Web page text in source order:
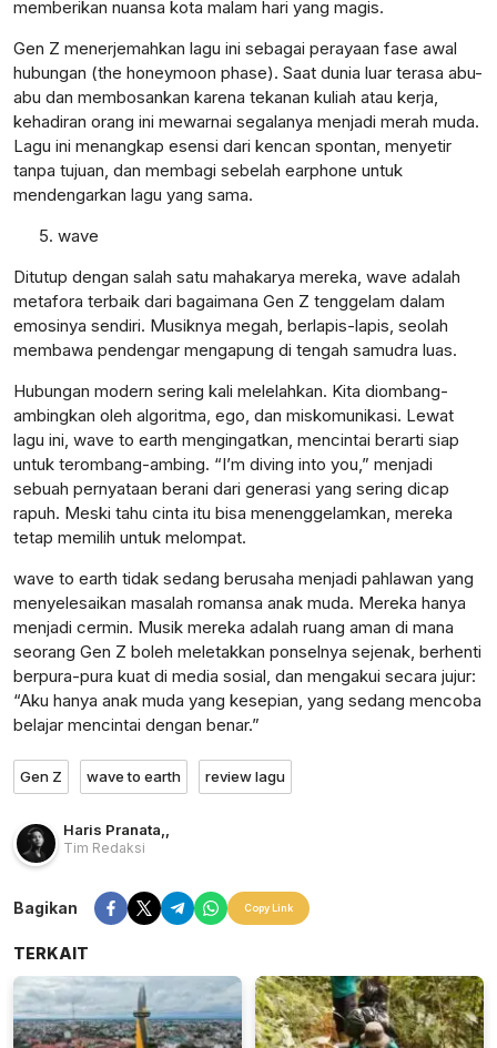
memberikan nuansa kota malam hari yang magis.
Gen Z menerjemahkan lagu ini sebagai perayaan fase awal
hubungan (the honeymoon phase). Saat dunia luar terasa abu-
abu dan membosankan karena tekanan kuliah atau kerja,
kehadiran orang ini mewarnai segalanya menjadi merah muda.
Lagu ini menangkap esensi dari kencan spontan, menyetir
tanpa tujuan, dan membagi sebelah earphone untuk
mendengarkan lagu yang sama.
wave
Ditutup dengan salah satu mahakarya mereka, wave adalah
metafora terbaik dari bagaimana Gen Z tenggelam dalam
emosinya sendiri. Musiknya megah, berlapis-lapis, seolah
membawa pendengar mengapung di tengah samudra luas.
Hubungan modern sering kali melelahkan. Kita diombang-
ambingkan oleh algoritma, ego, dan miskomunikasi. Lewat
lagu ini, wave to earth mengingatkan, mencintai berarti siap
untuk terombang-ambing. “I’m diving into you,” menjadi
sebuah pernyataan berani dari generasi yang sering dicap
rapuh. Meski tahu cinta itu bisa menenggelamkan, mereka
tetap memilih untuk melompat.
wave to earth tidak sedang berusaha menjadi pahlawan yang
menyelesaikan masalah romansa anak muda. Mereka hanya
menjadi cermin. Musik mereka adalah ruang aman di mana
seorang Gen Z boleh meletakkan ponselnya sejenak, berhenti
berpura-pura kuat di media sosial, dan mengakui secara jujur:
“Aku hanya anak muda yang kesepian, yang sedang mencoba
belajar mencintai dengan benar.”
Gen Z wave to earth review lagu
Haris Pranata
Tim Redaksi
Bagikan Copy Link
TERKAIT